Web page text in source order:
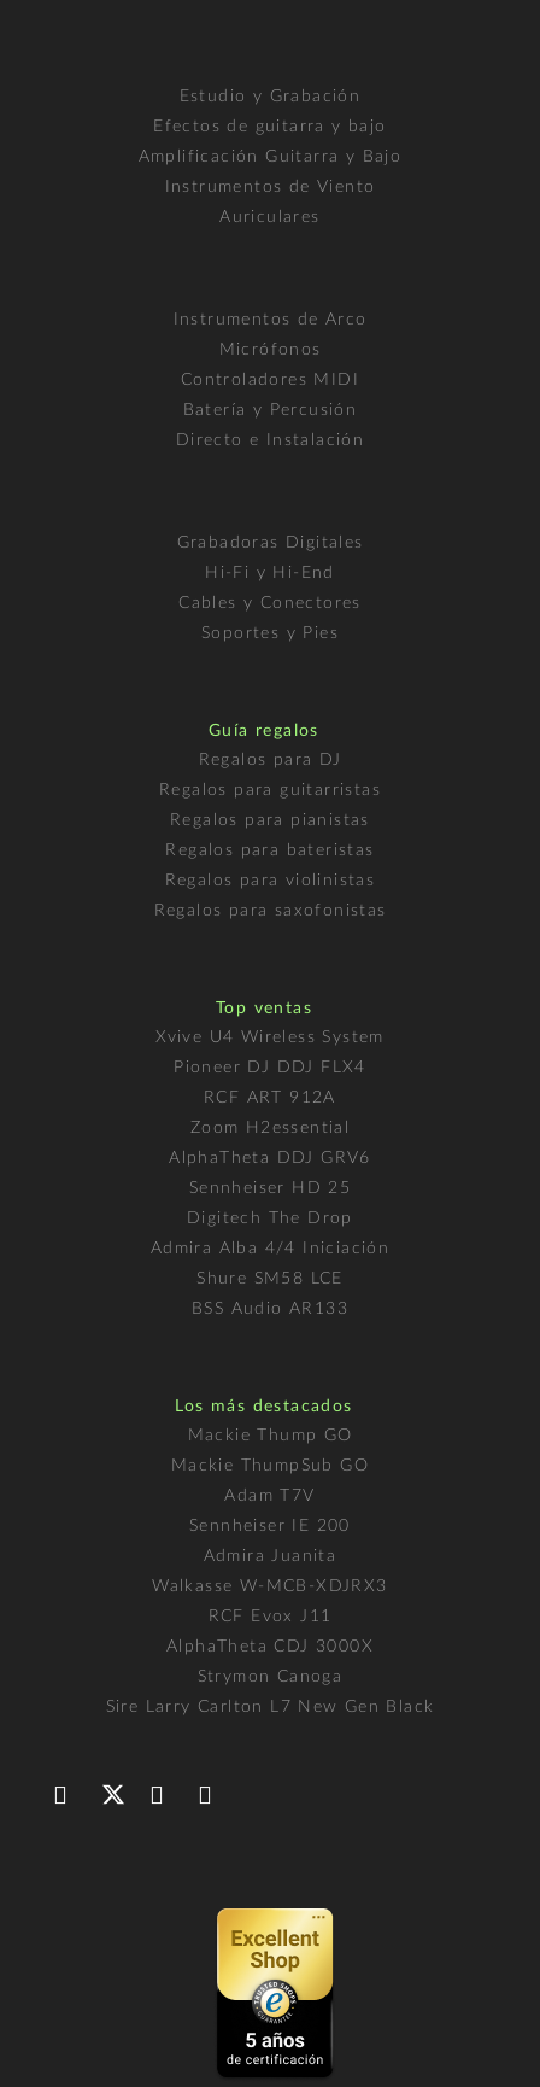
Estudio y Grabación
Efectos de guitarra y bajo
Amplificación Guitarra y Bajo
Instrumentos de Viento
Auriculares
Instrumentos de Arco
Micrófonos
Controladores MIDI
Batería y Percusión
Directo e Instalación
Grabadoras Digitales
Hi-Fi y Hi-End
Cables y Conectores
Soportes y Pies
Guía regalos
Regalos para DJ
Regalos para guitarristas
Regalos para pianistas
Regalos para bateristas
Regalos para violinistas
Regalos para saxofonistas
Top ventas
Xvive U4 Wireless System
Pioneer DJ DDJ FLX4
RCF ART 912A
Zoom H2essential
AlphaTheta DDJ GRV6
Sennheiser HD 25
Digitech The Drop
Admira Alba 4/4 Iniciación
Shure SM58 LCE
BSS Audio AR133
Los más destacados
Mackie Thump GO
Mackie ThumpSub GO
Adam T7V
Sennheiser IE 200
Admira Juanita
Walkasse W-MCB-XDJRX3
RCF Evox J11
AlphaTheta CDJ 3000X
Strymon Canoga
Sire Larry Carlton L7 New Gen Black